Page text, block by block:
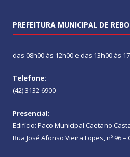
PREFEITURA MUNICIPAL DE
das 08h00 às 12h00 e das 13h00 às
Telefone:
(42) 3132-6900
Presencial:
Edifício: Paço Municipal Caetano
Rua José Afonso Vieira Lopes, nº 96 –